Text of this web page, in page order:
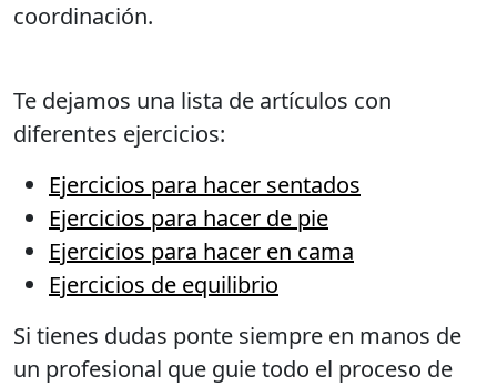
coordinación.
Te dejamos una lista de artículos con
diferentes ejercicios:
Ejercicios para hacer sentados
Ejercicios para hacer de pie
Ejercicios para hacer en cama
Ejercicios de equilibrio
Si tienes dudas ponte siempre en manos de
un profesional que guie todo el proceso de